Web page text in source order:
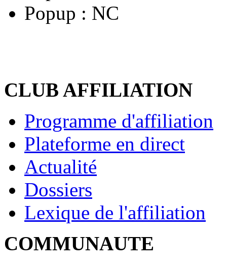
Popup : NC
CLUB AFFILIATION
Programme d'affiliation
Plateforme en direct
Actualité
Dossiers
Lexique de l'affiliation
COMMUNAUTE